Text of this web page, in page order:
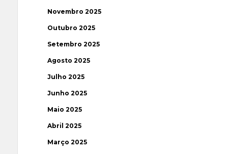
Novembro 2025
Outubro 2025
Setembro 2025
Agosto 2025
Julho 2025
Junho 2025
Maio 2025
Abril 2025
Março 2025